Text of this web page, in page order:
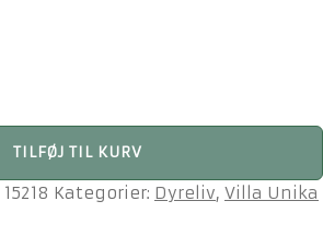
TILFØJ TIL KURV
15218 Kategorier: Dyreliv, Villa Unika